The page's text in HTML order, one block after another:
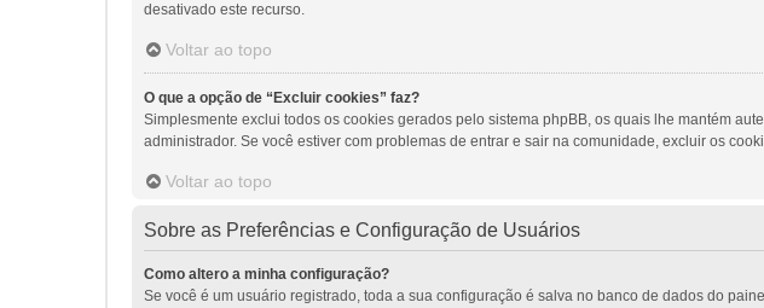
desativado este recurso.
Voltar ao topo
O que a opção de “Excluir cookies” faz?
Simplesmente exclui todos os cookies gerados pelo sistema phpBB, os quais lhe mantém
administrador. Se você estiver com problemas de entrar e sair na comunidade, excluir os
Voltar ao topo
Sobre as Preferências e Configuração de Usuários
Como altero a minha configuração?
Se você é um usuário registrado, toda a sua configuração é salva no banco de dados do